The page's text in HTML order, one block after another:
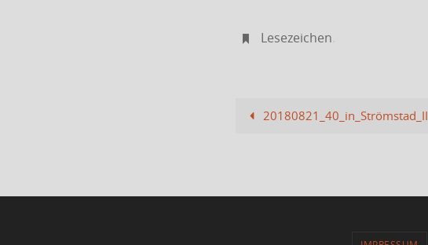
Lesezeichen.
20180821_40_in_Strömstad_II